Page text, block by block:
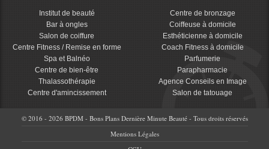
Institut de beauté
Bar à ongles
Salon de coiffure
Centre Fitness / Remise en forme
Spa et Balnéo
Centre de bien-être
Thalassothérapie
Centre d'amincissement
Centre de bronzage
Coiffeuse à domicile
Esthéticienne à domicile
Coach Fitness à domicile
Parfumerie
Parapharmacie
Agence Conseils en Image
Salon de tatouage
© 2016 - 2026 BPDM - Bons Plans Dernière Minute Beauté - Tous droits réservés
Mentions Légales